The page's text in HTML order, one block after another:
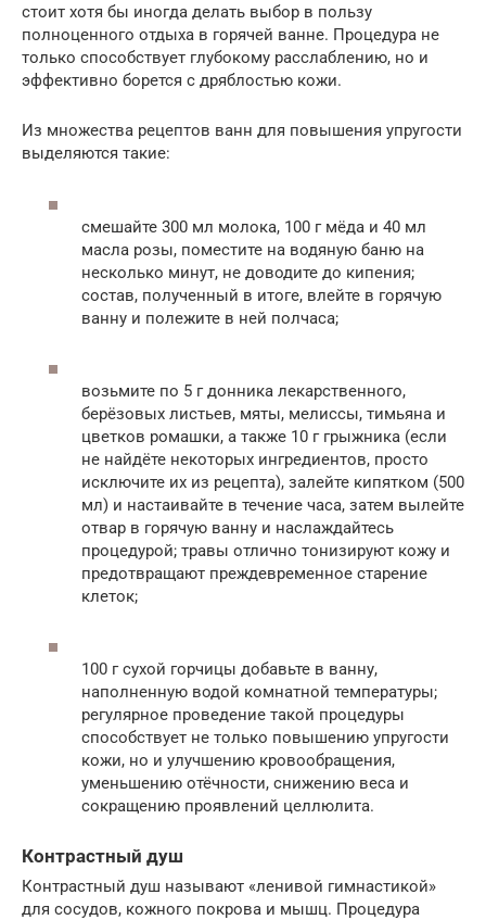
стоит хотя бы иногда делать выбор в пользу
полноценного отдыха в горячей ванне. Процедура не
только способствует глубокому расслаблению, но и
эффективно борется с дряблостью кожи.
Из множества рецептов ванн для повышения упругости
выделяются такие:
смешайте 300 мл молока, 100 г мёда и 40 мл
масла розы, поместите на водяную баню на
несколько минут, не доводите до кипения;
состав, полученный в итоге, влейте в горячую
ванну и полежите в ней полчаса;
возьмите по 5 г донника лекарственного,
берёзовых листьев, мяты, мелиссы, тимьяна и
цветков ромашки, а также 10 г грыжника (если
не найдёте некоторых ингредиентов, просто
исключите их из рецепта), залейте кипятком (500
мл) и настаивайте в течение часа, затем вылейте
отвар в горячую ванну и наслаждайтесь
процедурой; травы отлично тонизируют кожу и
предотвращают преждевременное старение
клеток;
100 г сухой горчицы добавьте в ванну,
наполненную водой комнатной температуры;
регулярное проведение такой процедуры
способствует не только повышению упругости
кожи, но и улучшению кровообращения,
уменьшению отёчности, снижению веса и
сокращению проявлений целлюлита.
Контрастный душ
Контрастный душ называют «ленивой гимнастикой»
для сосудов, кожного покрова и мышц. Процедура